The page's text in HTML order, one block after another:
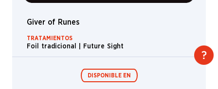
Giver of Runes
TRATAMIENTOS
Foil tradicional | Future Sight
DISPONIBLE EN